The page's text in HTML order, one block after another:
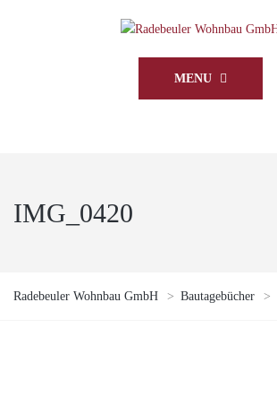
MENU
IMG_0420
Radebeuler Wohnbau GmbH > Bautagebücher >